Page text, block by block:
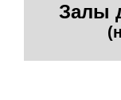
Залы